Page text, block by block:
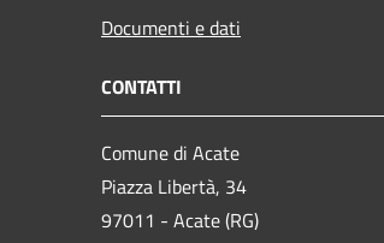
Documenti e dati
CONTATTI
Comune di Acate
Piazza Libertà, 34
97011 - Acate (RG)